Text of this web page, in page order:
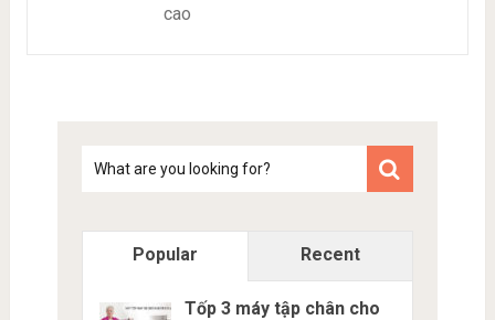
cao
kiem
Popular Recent
Tốp 3 máy tập chân cho